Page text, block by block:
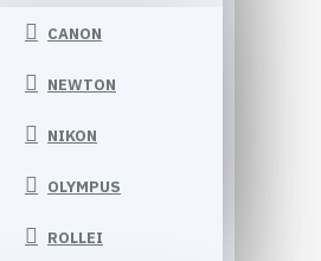
CANON
NEWTON
NIKON
OLYMPUS
ROLLEI